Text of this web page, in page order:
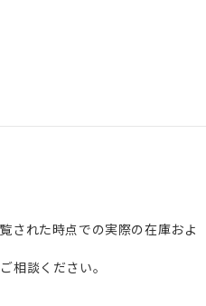
された時点での実際の在庫およ
相談ください。